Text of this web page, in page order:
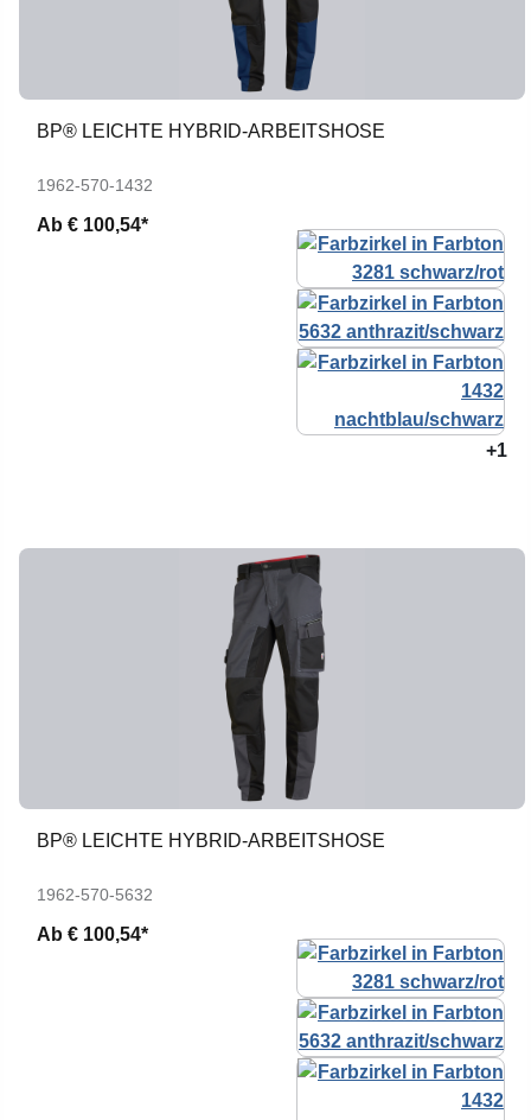
BP® LEICHTE HYBRID-ARBEITSHOSE
1962-570-1432
Ab € 100,54*
+1
BP® LEICHTE HYBRID-ARBEITSHOSE
1962-570-5632
Ab € 100,54*